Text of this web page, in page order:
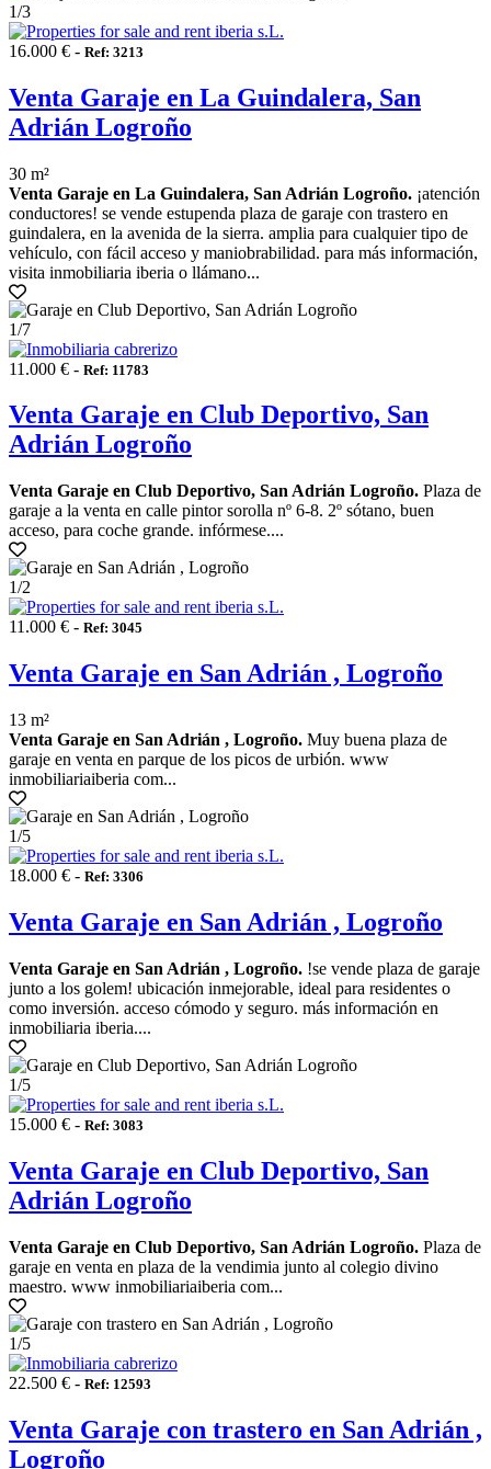
1/3
16.000 € - Ref: 3213
Venta Garaje en La Guindalera, San
Adrián Logroño
30 m²
Venta Garaje en La Guindalera, San Adrián Logroño. ¡atención
conductores! se vende estupenda plaza de garaje con trastero en
guindalera, en la avenida de la sierra. amplia para cualquier tipo de
vehículo, con fácil acceso y maniobrabilidad. para más información,
visita inmobiliaria iberia o llámano...
1/7
11.000 € - Ref: 11783
Venta Garaje en Club Deportivo, San
Adrián Logroño
Venta Garaje en Club Deportivo, San Adrián Logroño. Plaza de
garaje a la venta en calle pintor sorolla nº 6-8. 2º sótano, buen
acceso, para coche grande. infórmese....
1/2
11.000 € - Ref: 3045
Venta Garaje en San Adrián , Logroño
13 m²
Venta Garaje en San Adrián , Logroño. Muy buena plaza de
garaje en venta en parque de los picos de urbión. www
inmobiliariaiberia com...
1/5
18.000 € - Ref: 3306
Venta Garaje en San Adrián , Logroño
Venta Garaje en San Adrián , Logroño. !se vende plaza de garaje
junto a los golem! ubicación inmejorable, ideal para residentes o
como inversión. acceso cómodo y seguro. más información en
inmobiliaria iberia....
1/5
15.000 € - Ref: 3083
Venta Garaje en Club Deportivo, San
Adrián Logroño
Venta Garaje en Club Deportivo, San Adrián Logroño. Plaza de
garaje en venta en plaza de la vendimia junto al colegio divino
maestro. www inmobiliariaiberia com...
1/5
22.500 € - Ref: 12593
Venta Garaje con trastero en San Adrián ,
Logroño